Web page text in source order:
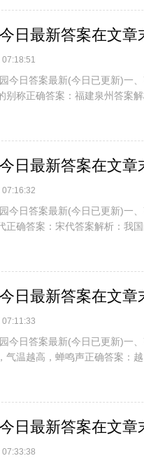
今日答案最新(今日已更新)一
别称正确答案：福建泉州答案解
今日答案最新(今日已更新)一
正确答案：宋代答案解析：我
今日答案最新(今日已更新)一
气温越高，蝉鸣声正确答案：